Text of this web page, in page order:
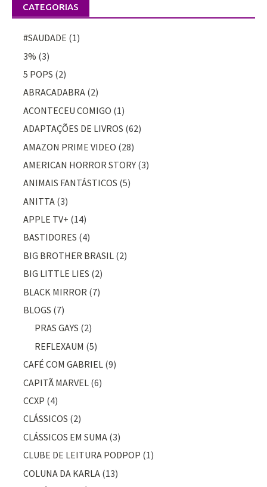
CATEGORIAS
#SAUDADE (1)
3% (3)
5 POPS (2)
ABRACADABRA (2)
ACONTECEU COMIGO (1)
ADAPTAÇÕES DE LIVROS (62)
AMAZON PRIME VIDEO (28)
AMERICAN HORROR STORY (3)
ANIMAIS FANTÁSTICOS (5)
ANITTA (3)
APPLE TV+ (14)
BASTIDORES (4)
BIG BROTHER BRASIL (2)
BIG LITTLE LIES (2)
BLACK MIRROR (7)
BLOGS (7)
PRAS GAYS (2)
REFLEXAUM (5)
CAFÉ COM GABRIEL (9)
CAPITÃ MARVEL (6)
CCXP (4)
CLÁSSICOS (2)
CLÁSSICOS EM SUMA (3)
CLUBE DE LEITURA PODPOP (1)
COLUNA DA KARLA (13)